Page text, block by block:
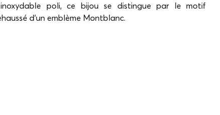
poli, ce bijou se distingue par le motif
d'un emblème Montblanc.